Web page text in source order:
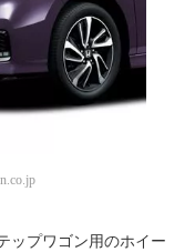
ップワゴン用のホイー